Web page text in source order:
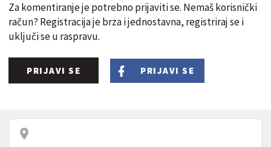
Za komentiranje je potrebno prijaviti se. Nemaš korisnički
račun? Registracija je brza i jednostavna, registriraj se i
uključi se u raspravu.
PRIJAVI SE PRIJAVI SE